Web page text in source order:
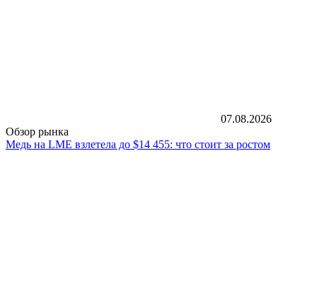
07.08.2026
Обзор рынка
Медь на LME взлетела до $14 455: что стоит за ростом